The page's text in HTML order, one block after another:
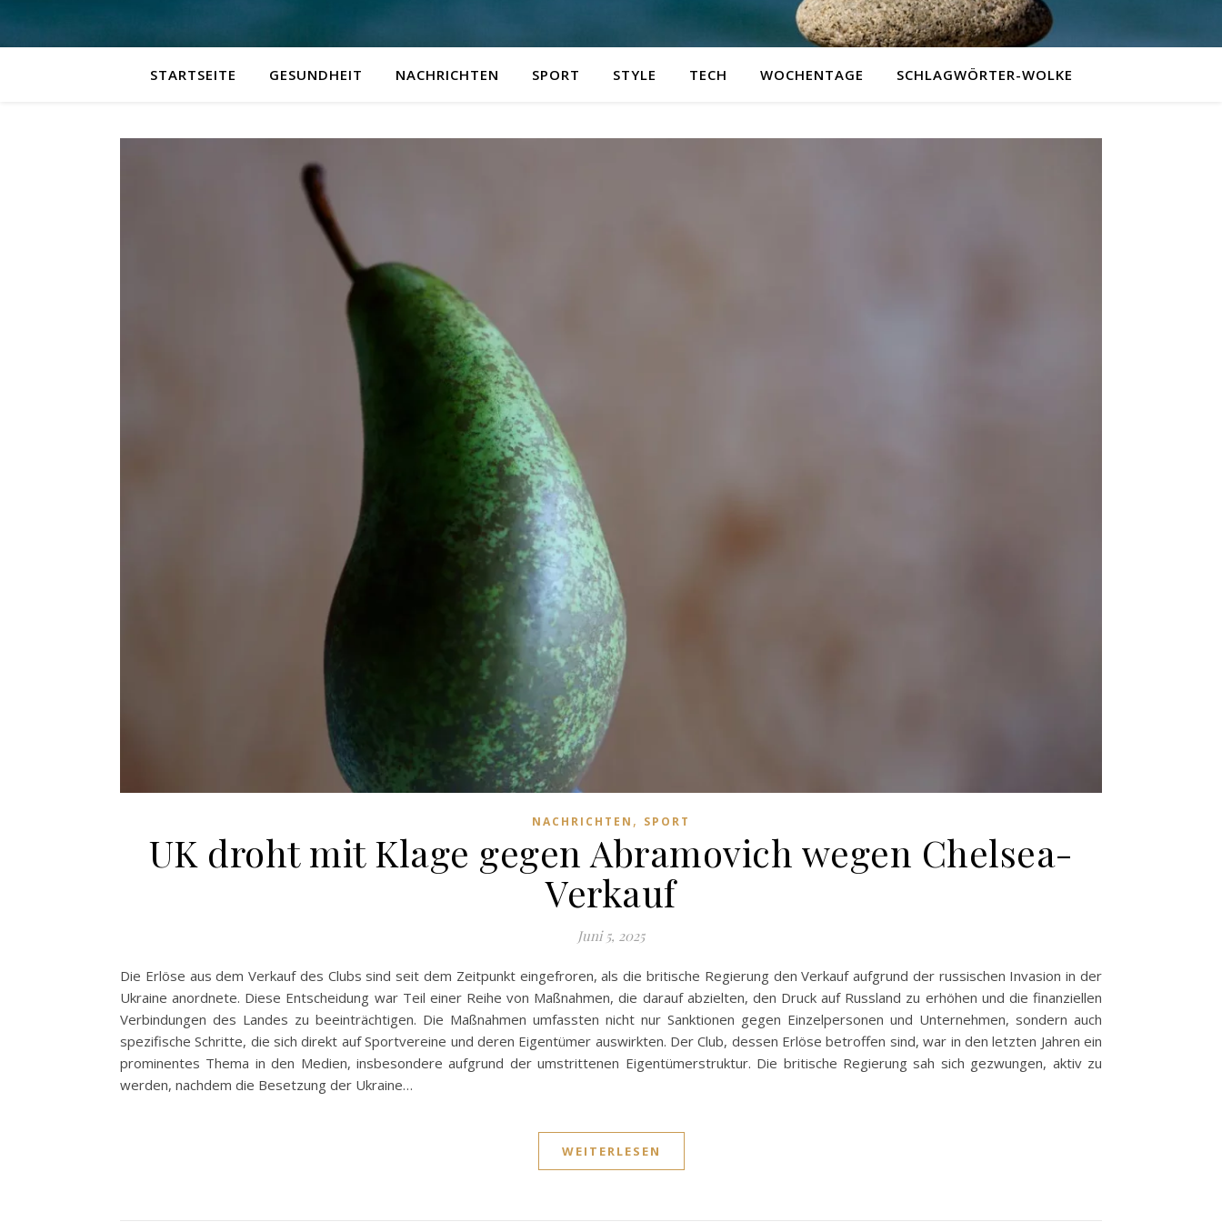
STARTSEITE GESUNDHEIT NACHRICHTEN SPORT STYLE TECH WOCHENTAGE SCHLAGWÖRTER-WOLKE
NACHRICHTEN , SPORT
UK droht mit Klage gegen Abramovich wegen Chelsea-
Verkauf
Juni 5, 2025
Die Erlöse aus dem Verkauf des Clubs sind seit dem Zeitpunkt eingefroren, als die britische Regierung den Verkauf aufgrund der russischen Invasion in der
Ukraine anordnete. Diese Entscheidung war Teil einer Reihe von Maßnahmen, die darauf abzielten, den Druck auf Russland zu erhöhen und die finanziellen
Verbindungen des Landes zu beeinträchtigen. Die Maßnahmen umfassten nicht nur Sanktionen gegen Einzelpersonen und Unternehmen, sondern auch
spezifische Schritte, die sich direkt auf Sportvereine und deren Eigentümer auswirkten. Der Club, dessen Erlöse betroffen sind, war in den letzten Jahren ein
prominentes Thema in den Medien, insbesondere aufgrund der umstrittenen Eigentümerstruktur. Die britische Regierung sah sich gezwungen, aktiv zu
werden, nachdem die Besetzung der Ukraine…
WEITERLESEN